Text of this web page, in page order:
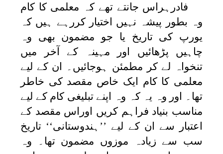
فادرہراس جانتے تھے کہ معلمی کا کام
وہ بطور پیشہ نہیں اختیار کررہے ہیں کہ
یورپ کی تاریخ یا جو مضمون بھی وہ
چاہیں پڑھائیں اور مہینہ کے آخر میں
تنخواہ لے کر مطمئن ہوجائیں۔ ان کے لیے
معلمی کا کام ایک خاص مقصد کی خاطر
تھا۔ اور وہ یہ کہ وہ اپنے تبلیغی کام کے لیے
مناسب بنیاد فراہم کریں اوراس مقصد کے
اعتبار سے ان کے لیے ’’ہندوستانی‘‘ تاریخ
سب سے زیادہ موزوں مضمون تھا۔ وہ